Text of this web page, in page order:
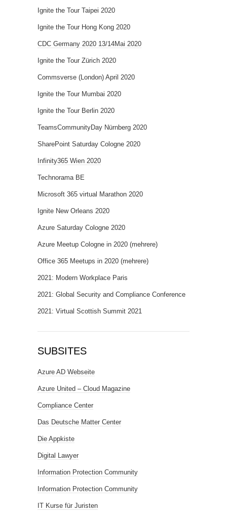
Ignite the Tour Taipei 2020
Ignite the Tour Hong Kong 2020
CDC Germany 2020 13/14Mai 2020
Ignite the Tour Zürich 2020
Commsverse (London) April 2020
Ignite the Tour Mumbai 2020
Ignite the Tour Berlin 2020
TeamsCommunityDay Nürnberg 2020
SharePoint Saturday Cologne 2020
Infinity365 Wien 2020
Technorama BE
Microsoft 365 virtual Marathon 2020
Ignite New Orleans 2020
Azure Saturday Cologne 2020
Azure Meetup Cologne in 2020 (mehrere)
Office 365 Meetups in 2020 (mehrere)
2021: Modern Workplace Paris
2021: Global Security and Compliance Conference
2021: Virtual Scottish Summit 2021
SUBSITES
Azure AD Webseite
Azure United – Cloud Magazine
Compliance Center
Das Deutsche Matter Center
Die Appkiste
Digital Lawyer
Information Protection Community
Information Protection Community
IT Kurse für Juristen